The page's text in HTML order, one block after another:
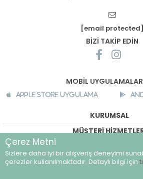
[email protected]
BİZİ TAKİP EDİN
MOBİL
Apple Store Uygulama
KURUMSAL
MÜŞTERİ
©breeze.com.tr - Tüm hakları
Çerez Metni
Sizlere daha iyi bir alışveriş deneyimi
çerezler kullanılmaktadır. Detaylı bilgi için